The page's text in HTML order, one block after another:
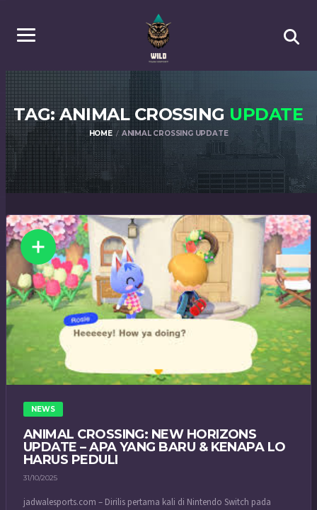
TAG: ANIMAL CROSSING UPDATE
HOME ANIMAL CROSSING UPDATE
NEWS
ANIMAL CROSSING: NEW HORIZONS
UPDATE – APA YANG BARU & KENAPA LO
HARUS PEDULI
31/10/2025
jadwalesports.com – Dirilis pertama kali di Nintendo Switch pada